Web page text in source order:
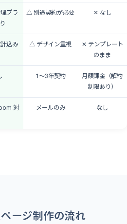
プラ
△ 別途契約が必要 ✕ なし
込み △ デザイン重視
✕ テンプレート
のまま
1〜3年契約
月額課金（解約
制限あり）
対
メールのみ なし
ージ制作の流れ